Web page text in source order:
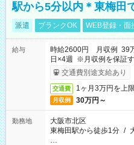
駅から5分以内＊東梅田
派遣 ブランクOK WEB登録・面
給与
時給2600円 月収例 39
日×4週 ※月収例を保証
りサービス利用可（利用
交通費別途支給あり
交通費 1ヶ月3万円を上
月収例 30万円～
勤務地
大阪市北区
東梅田駅から徒歩1分 /
…